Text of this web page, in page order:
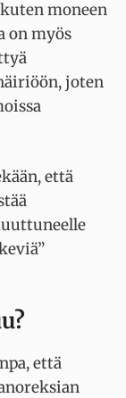
moneen
on myös
joten
että
että